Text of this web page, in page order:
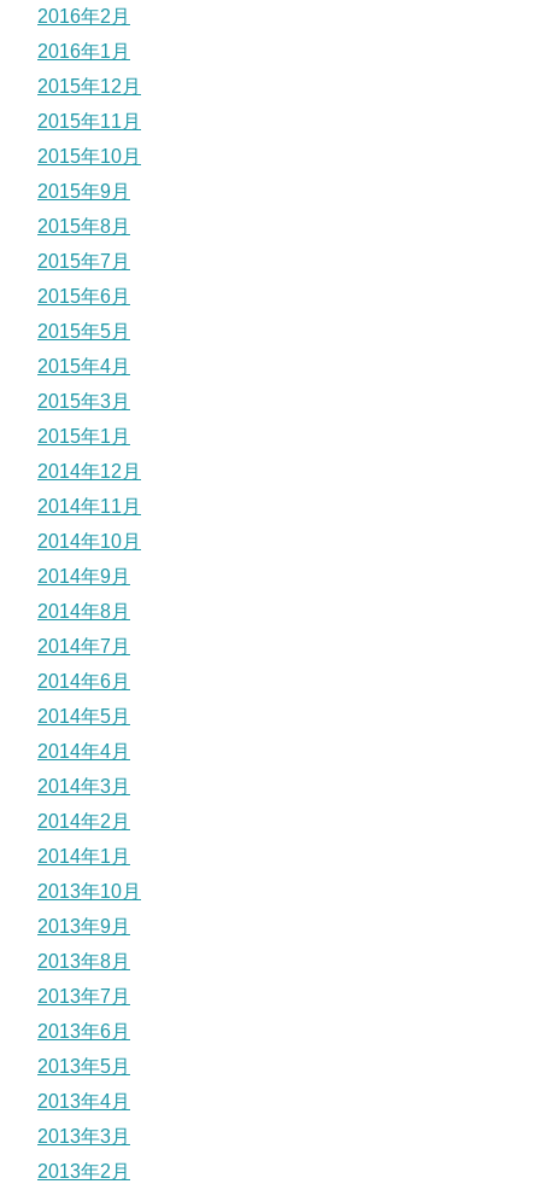
2016年2月
2016年1月
2015年12月
2015年11月
2015年10月
2015年9月
2015年8月
2015年7月
2015年6月
2015年5月
2015年4月
2015年3月
2015年1月
2014年12月
2014年11月
2014年10月
2014年9月
2014年8月
2014年7月
2014年6月
2014年5月
2014年4月
2014年3月
2014年2月
2014年1月
2013年10月
2013年9月
2013年8月
2013年7月
2013年6月
2013年5月
2013年4月
2013年3月
2013年2月